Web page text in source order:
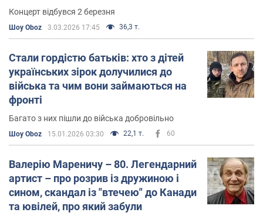
Концерт відбувся 2 березня
Шоу Oboz 3.03.2026 17:45 36,3 т.
Стали гордістю батьків: хто з дітей
українських зірок долучилися до
війська та чим вони займаються на
фронті
Багато з них пішли до війська добровільно
Шоу Oboz 15.01.2026 03:30 22,1 т. 60
Валерію Мареничу – 80. Легендарний
артист – про розрив із дружиною і
сином, скандал із "втечею" до Канади
та ювілей, про який забули